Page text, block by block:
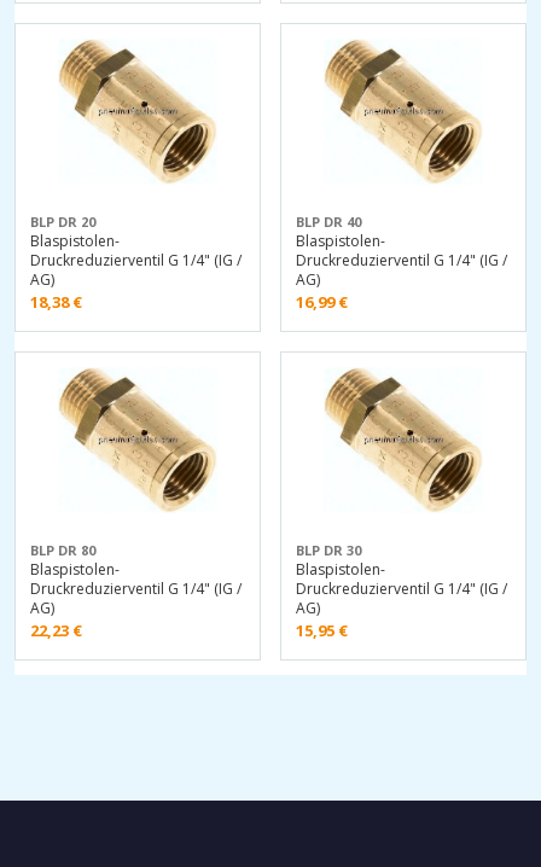
BLP DR 20
Blaspistolen-
Druckreduzierventil G 1/4" (IG /
AG)
18,38€
BLP DR 40
Blaspistolen-
Druckreduzierventil G 1/4" (IG /
AG)
16,99€
BLP DR 80
Blaspistolen-
Druckreduzierventil G 1/4" (IG /
AG)
22,23 €
BLP DR 30
Blaspistolen-
Druckreduzierventil G 1/4" (IG /
AG)
15,95 €